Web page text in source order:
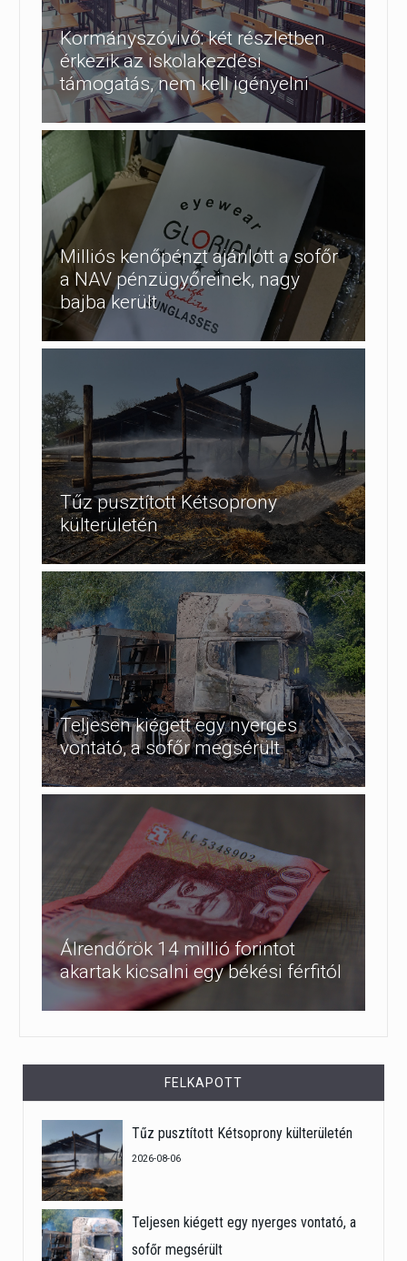
Kormányszóvivő: két részletben
érkezik az iskolakezdési
támogatás, nem kell igényelni
Milliós kenőpénzt ajánlott a sofőr
a NAV pénzügyőreinek, nagy
bajba került
Tűz pusztított Kétsoprony
külterületén
Teljesen kiégett egy nyerges
vontató, a sofőr megsérült
Álrendőrök 14 millió forintot
akartak kicsalni egy békési férfitól
FELKAPOTT
Tűz pusztított Kétsoprony külterületén
2026-08-06
Teljesen kiégett egy nyerges vontató, a
sofőr megsérült